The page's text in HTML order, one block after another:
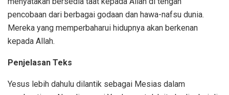
pencobaan dari berbagai godaan dan hawa-nafsu dunia.
Mereka yang memperbaharui hidupnya akan berkenan
kepada Allah.
Penjelasan Teks
Yesus lebih dahulu dilantik sebagai Mesias dalam